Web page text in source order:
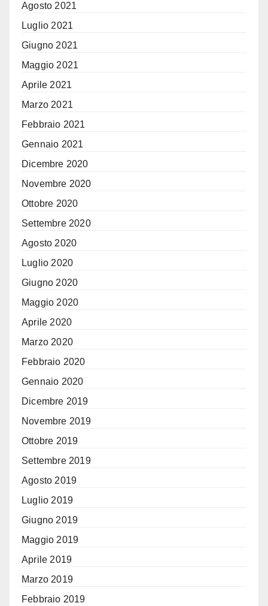
Agosto 2021
Luglio 2021
Giugno 2021
Maggio 2021
Aprile 2021
Marzo 2021
Febbraio 2021
Gennaio 2021
Dicembre 2020
Novembre 2020
Ottobre 2020
Settembre 2020
Agosto 2020
Luglio 2020
Giugno 2020
Maggio 2020
Aprile 2020
Marzo 2020
Febbraio 2020
Gennaio 2020
Dicembre 2019
Novembre 2019
Ottobre 2019
Settembre 2019
Agosto 2019
Luglio 2019
Giugno 2019
Maggio 2019
Aprile 2019
Marzo 2019
Febbraio 2019